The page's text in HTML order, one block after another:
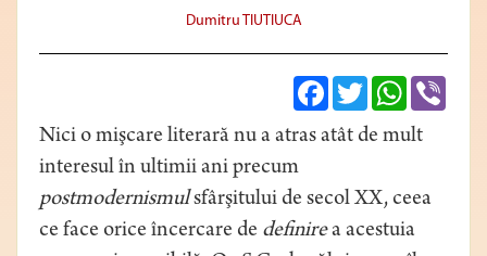
Dumitru TIUTIUCA
FacebookTwitterWhatsApp
Nici o mişcare literară nu a atras atât de mult
interesul în ultimii ani precum
postmodernismulsfârşitului de secol XX, ceea
ce face orice încercare de definirea acestuia